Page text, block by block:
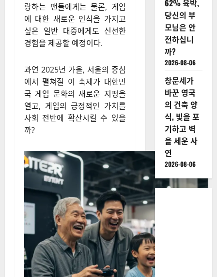
랑하는 팬들에게는 물론, 게임
에 대한 새로운 인식을 가지고
싶은 일반 대중에게도 신선한
경험을 제공할 예정이다.
과연 2025년 가을, 서울의 중심
에서 펼쳐질 이 축제가 대한민
국 게임 문화의 새로운 지평을
열고, 게임의 긍정적인 가치를
사회 전반에 확산시킬 수 있을
까?
62% 육박,
당신의 부
모님은 안
전하십니
까?
2026-08-06
창문세가
바꾼 영국
의 건축 양
식, 빛을 포
기하고 벽
을 세운 사
연
2026-08-06